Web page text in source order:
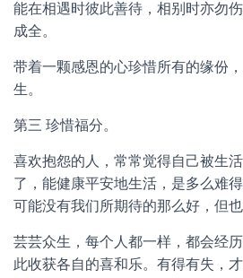
能在相遇时彼此善待，相别时亦勿
成全。
带着一颗感恩的心珍惜所有的缘份
生。
第三 珍惜福分。
喜欢抱怨的人，常常觉得自己被生
了，能健康平安地生活，是多么难
可能没有我们所期待的那么好，但
芸芸众生，每个人都一样，都会经
此收获各自的喜和乐。有得有失，